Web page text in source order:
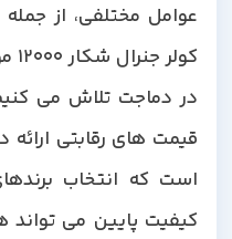
عوامل مختلفی، از جمله
کولر
در دماجت تلاش می کنیم
قیمت های رقابتی ارائه
است که انتخاب برندهای
کیفیت پایین می تواند